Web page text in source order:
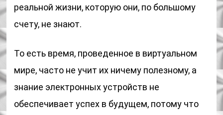
реальной жизни, которую они, по большому
счету, не знают.
То есть время, проведенное в виртуальном
мире, часто не учит их ничему полезному, а
знание электронных устройств не
обеспечивает успех в будущем, потому что